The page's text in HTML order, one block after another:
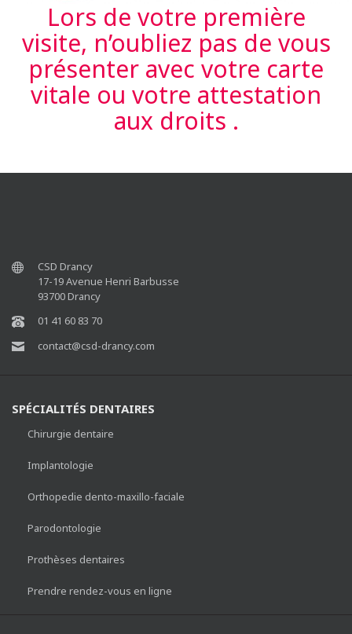
Lors de votre première
visite, n’oubliez pas de vous
présenter avec votre carte
vitale ou votre attestation
aux droits .
CSD Drancy
17-19 Avenue Henri Barbusse
93700 Drancy
01 41 60 83 70
contact@csd-drancy.com
SPÉCIALITÉS DENTAIRES
Chirurgie dentaire
Implantologie
Orthopedie dento-maxillo-faciale
Parodontologie
Prothèses dentaires
Prendre rendez-vous en ligne